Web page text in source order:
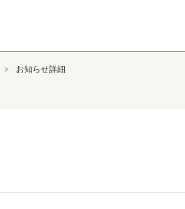
> お知らせ詳細